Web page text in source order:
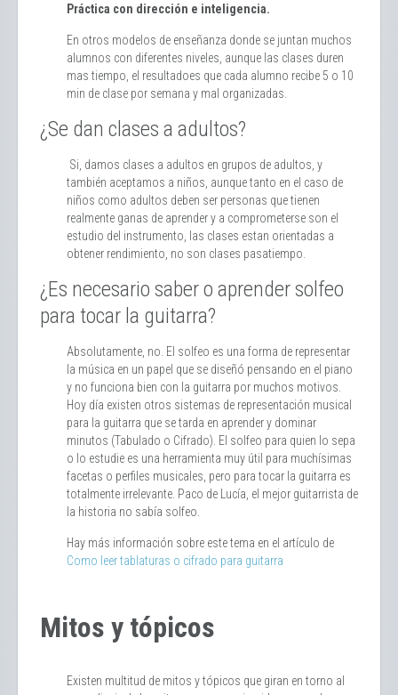
Práctica con dirección e inteligencia.
En otros modelos de enseñanza donde se juntan muchos
alumnos con diferentes niveles, aunque las clases duren
mas tiempo, el resultadoes que cada alumno recibe 5 o 10
min de clase por semana y mal organizadas.
¿Se dan clases a adultos?
Si, damos clases a adultos en grupos de adultos, y
también aceptamos a niños, aunque tanto en el caso de
niños como adultos deben ser personas que tienen
realmente ganas de aprender y a comprometerse son el
estudio del instrumento, las clases estan orientadas a
obtener rendimiento, no son clases pasatiempo.
¿Es necesario saber o aprender solfeo
para tocar la guitarra?
Absolutamente, no. El solfeo es una forma de representar
la música en un papel que se diseñó pensando en el piano
y no funciona bien con la guitarra por muchos motivos.
Hoy día existen otros sistemas de representación musical
para la guitarra que se tarda en aprender y dominar
minutos (Tabulado o Cifrado). El solfeo para quien lo sepa
o lo estudie es una herramienta muy útil para muchísimas
facetas o perfiles musicales, pero para tocar la guitarra es
totalmente irrelevante. Paco de Lucía, el mejor guitarrista de
la historia no sabía solfeo.
Hay más información sobre este tema en el artículo de
Como leer tablaturas o cifrado para guitarra
Mitos y tópicos
Existen multitud de mitos y tópicos que giran en torno al